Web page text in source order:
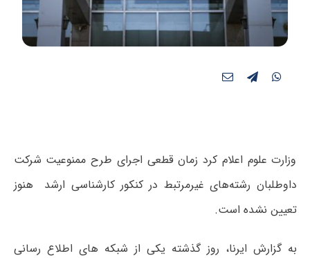
وزارت علوم اعلام کرد زمان قطعی اجرای طرح ممنوعیت شرکت
داوطلبان رشته‌های غیرمرتبط در کنکور کارشناسی ارشد هنوز
تعیین نشده است.
به گزارش ایرنا، روز گذشته یکی از شبکه های اطلاع رسانی